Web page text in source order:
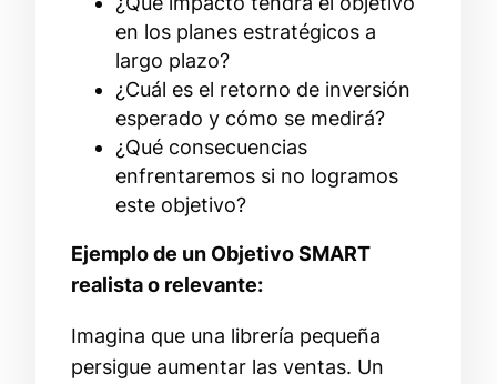
en los planes estratégicos a
largo plazo?
¿Cuál es el retorno de inversión
esperado y cómo se medirá?
¿Qué consecuencias
enfrentaremos si no logramos
este objetivo?
Ejemplo de un Objetivo SMART
realista o relevante:
Imagina que una librería pequeña
persigue aumentar las ventas. Un